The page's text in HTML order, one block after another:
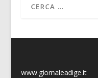
www.giornaleadige.it